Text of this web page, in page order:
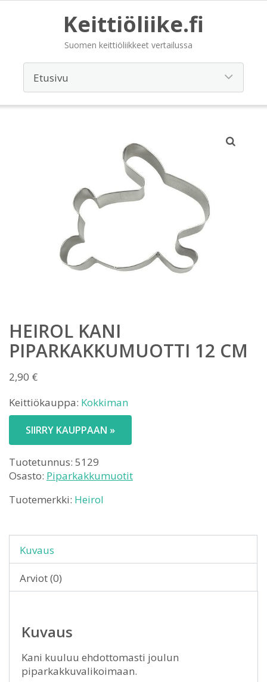
Keittiöliike.fi
Suomen keittiöliikkeet vertailussa
HEIROL KANI
PIPARKAKKUMUOTTI 12 CM
2,90 €
Keittiökauppa: Kokkiman
SIIRRY KAUPPAAN »
Tuotetunnus: 5129
Osasto: Piparkakkumuotit
Tuotemerkki: Heirol
Kuvaus
Arviot (0)
Kuvaus
Kani kuuluu ehdottomasti joulun
piparkakkuvalikoimaan.